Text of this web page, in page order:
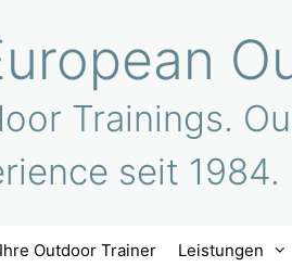
Trainings.
seit 1984.
Ihre Outdoor Trainer Leistungen